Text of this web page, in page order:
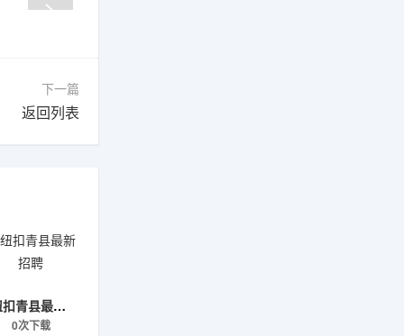
下一篇
返回列表
纽扣青县最新招聘
0次下载